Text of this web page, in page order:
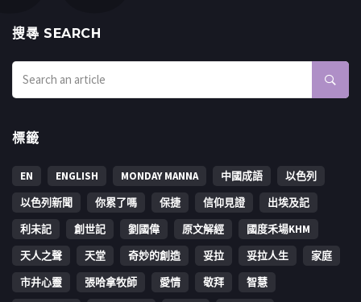
搜㝷 SEARCH
標籤
EN ENGLISH MONDAY MANNA 中國成語
以色列
以色列新聞
你累了嗎 保捷 信仰見證
出埃及記
利未記
創世記 劉國偉 原文解經
國度禾場KHM
天人之聲
天堂 奇妙的創造 妥拉 妥拉人生
家庭
市井心靈
張哈拿牧師 愛情 敬拜
智慧